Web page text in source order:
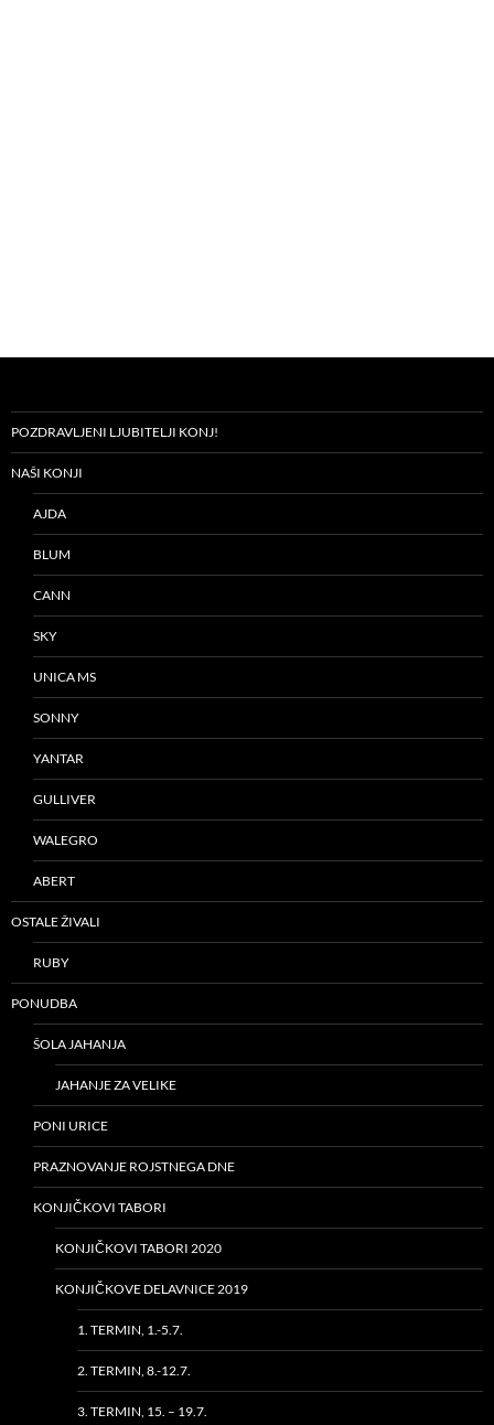
POZDRAVLJENI LJUBITELJI KONJ!
NAŠI KONJI
AJDA
BLUM
CANN
SKY
UNICA MS
SONNY
YANTAR
GULLIVER
WALEGRO
ABERT
OSTALE ŽIVALI
RUBY
PONUDBA
ŠOLA JAHANJA
JAHANJE ZA VELIKE
PONI URICE
PRAZNOVANJE ROJSTNEGA DNE
KONJIČKOVI TABORI
KONJIČKOVI TABORI 2020
KONJIČKOVE DELAVNICE 2019
1. TERMIN, 1.-5.7.
2. TERMIN, 8.-12.7.
3. TERMIN, 15. – 19.7.